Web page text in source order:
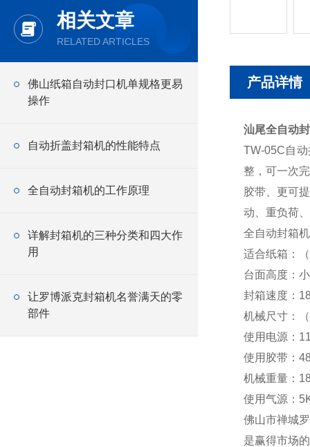
相关文章
RELATED ARTICLES
佛山纸箱自动封口机单规格更易
操作
自动折盖封箱机的性能特点
全自动封箱机的工作原理
详解封箱机的三种分类和四大作
用
让罗博派克封箱机名誉满天的零
部件
产品详情
汕尾全自动
TW-05C自
整，可一次
胶带、更可
动、重负荷
全自动封箱
适合纸箱：
台面高度：
封箱速度：
机械尺寸：
使用电源：
使用胶带：
机械重量：
使用气源：
佛山市禅城
是赢得市场